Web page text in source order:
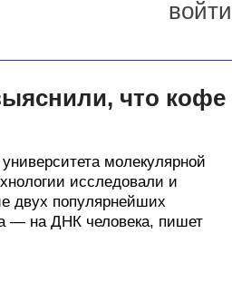
войти
что кофе
молекулярной
исследовали и
двух популярнейших
— на ДНК человека, пишет